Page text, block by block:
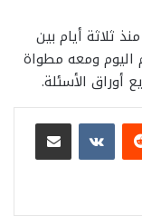
ثلاثة أيام بين
اليوم ومعه مطواة
أوراق الأسئلة.
مشاركة عبر البريد